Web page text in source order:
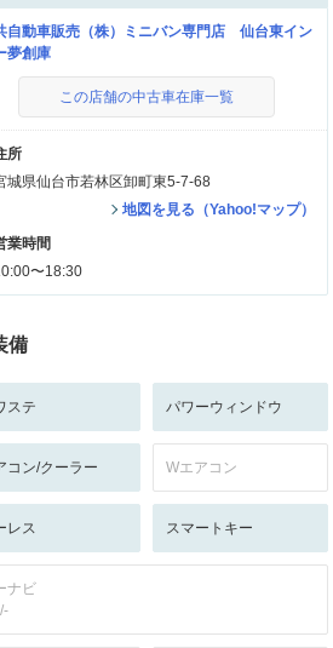
自動車販売（株）ミニバン専門店 仙台東イン
夢創庫
この店舗の中古車在庫一覧
所
城県仙台市若林区卸町東5-7-68
地図を見る（Yahoo!マップ）
業時間
〜18:30
備
ステ パワーウィンドウ
コン/クーラー Wエアコン
レス スマートキー
ナビ